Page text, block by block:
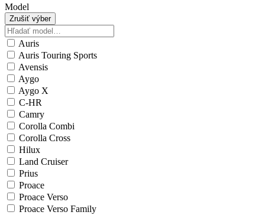
Model
Zrušiť výber
Auris
Auris Touring Sports
Avensis
Aygo
Aygo X
C-HR
Camry
Corolla Combi
Corolla Cross
Hilux
Land Cruiser
Prius
Proace
Proace Verso
Proace Verso Family